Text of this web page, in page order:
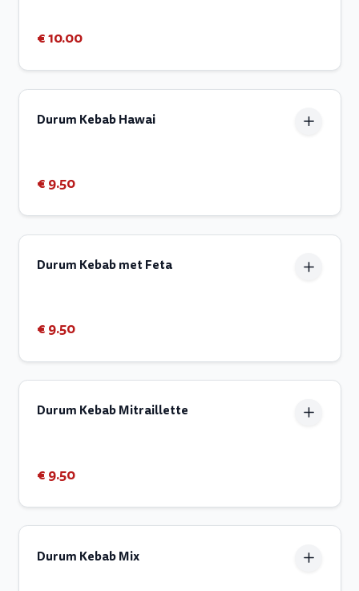
€ 10.00
Durum Kebab Hawai
€ 9.50
Durum Kebab met Feta
€ 9.50
Durum Kebab Mitraillette
€ 9.50
Durum Kebab Mix